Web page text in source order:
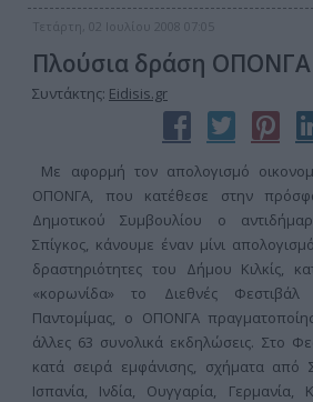
Τετάρτη, 02 Ιουλίου 2008 07:05
Πλούσια δράση ΟΠΟΝΓΑ
Συντάκτης: Eidisis.gr
Με αφορμή τον απολογισμό
ΟΠΟΝΓΑ, που κατέθεσε στην
Δημοτικού Συμβουλίου ο
Σπίγκος, κάνουμε έναν μίνι
δραστηριότητες του Δήμου Κιλκίς,
«κορωνίδα» το Διεθνές Φεστιβάλ
Παντομίμας, ο ΟΠΟΝΓΑ
άλλες 63 συνολικά εκδηλώσεις. Στο
κατά σειρά εμφάνισης, σχήματα από
Ισπανία, Ινδία, Ουγγαρία, Γερμανία,